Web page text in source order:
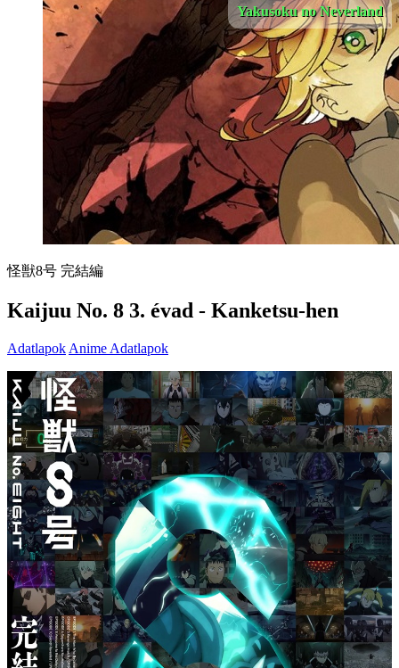
Yakusoku no Neverland
怪獣8号 完結編
Kaijuu No. 8 3. évad - Kanketsu-hen
Adatlapok Anime Adatlapok